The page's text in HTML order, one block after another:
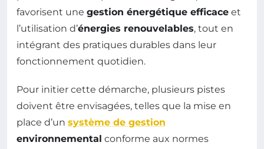
favorisent une gestion énergétique efficace et
l’utilisation d’énergies renouvelables, tout en
intégrant des pratiques durables dans leur
fonctionnement quotidien.
Pour initier cette démarche, plusieurs pistes
doivent être envisagées, telles que la mise en
place d’un système de gestion
environnemental conforme aux normes